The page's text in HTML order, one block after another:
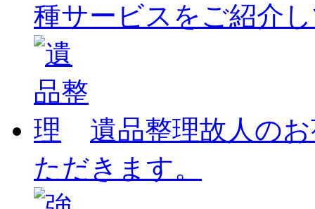
種サービスをご紹介
遺品整理故人の
ただきます。